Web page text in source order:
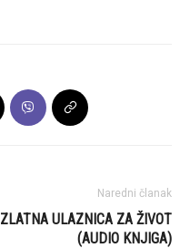
Naredni članak
ZLATNA ULAZNICA ZA ŽIVOT
(AUDIO KNJIGA)